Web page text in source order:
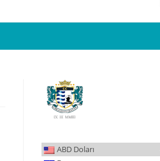
ABD Doları